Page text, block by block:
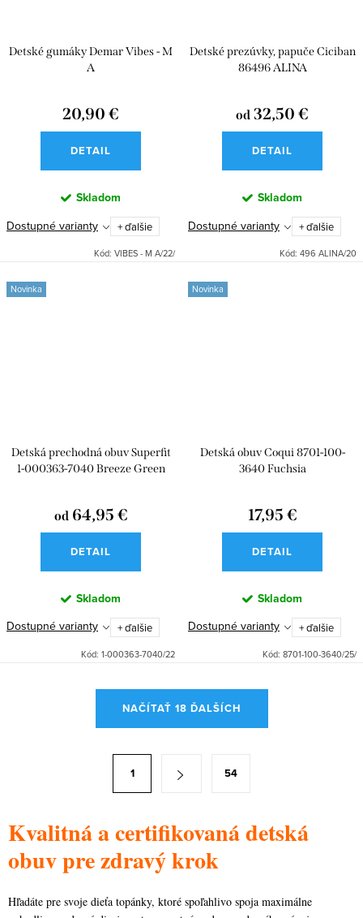
Detské gumáky Demar Vibes - M
A
20,90 €
DETAIL
Skladom
Dostupné varianty
+ ďalšie
Kód: VIBES - M A/22/
Detské prezúvky, papuče Ciciban
86496 ALINA
od 32,50 €
DETAIL
Skladom
Dostupné varianty
+ ďalšie
Kód: 496 ALINA/20
Novinka
Detská prechodná obuv Superfit
1-000363-7040 Breeze Green
od 64,95 €
DETAIL
Skladom
Dostupné varianty
+ ďalšie
Kód: 1-000363-7040/22
Novinka
Detská obuv Coqui 8701-100-
3640 Fuchsia
17,95 €
DETAIL
Skladom
Dostupné varianty
+ ďalšie
Kód: 8701-100-3640/25/
c
i
e
r
NAČÍTAŤ 18 ĎALŠÍCH
á
k
o
1 54
Kvalitná a certifikovaná detská
obuv pre zdravý krok
Hľadáte pre svoje dieťa topánky, ktoré spoľahlivo spoja maximálne